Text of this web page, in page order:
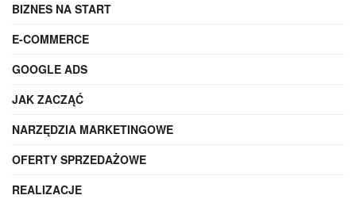
BIZNES NA START
E-COMMERCE
GOOGLE ADS
JAK ZACZĄĆ
NARZĘDZIA MARKETINGOWE
OFERTY SPRZEDAŻOWE
REALIZACJE